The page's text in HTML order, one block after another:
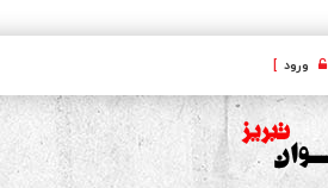
ورود]